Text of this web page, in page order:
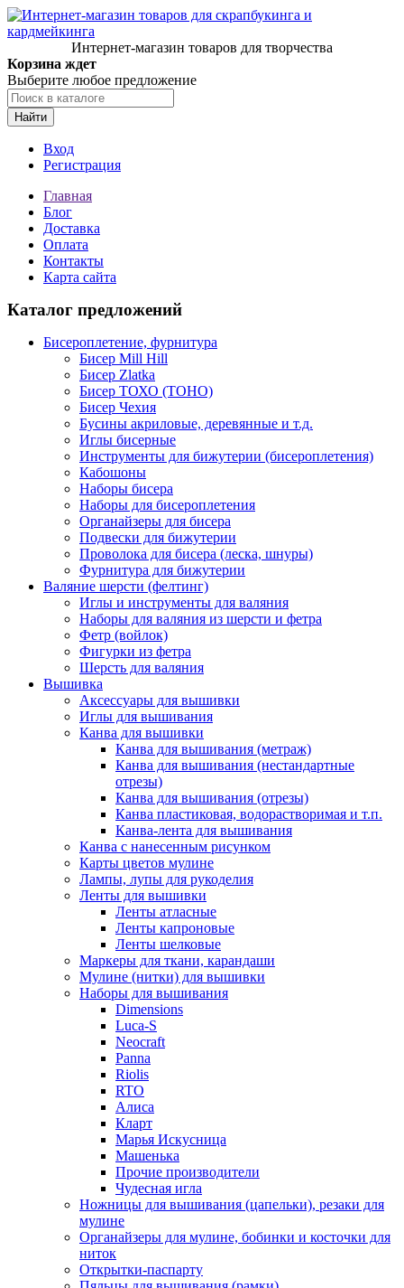
Интернет-магазин товаров для творчества
Корзина ждет
Выберите любое предложение
Найти
Вход
Регистрация
Главная
Блог
Доставка
Оплата
Контакты
Карта сайта
Каталог предложений
Бисероплетение, фурнитура
Бисер Mill Hill
Бисер Zlatka
Бисер ТОХО (TOHO)
Бисер Чехия
Бусины акриловые, деревянные и т.д.
Иглы бисерные
Инструменты для бижутерии (бисероплетения)
Кабошоны
Наборы бисера
Наборы для бисероплетения
Органайзеры для бисера
Подвески для бижутерии
Проволока для бисера (леска, шнуры)
Фурнитура для бижутерии
Валяние шерсти (фелтинг)
Иглы и инструменты для валяния
Наборы для валяния из шерсти и фетра
Фетр (войлок)
Фигурки из фетра
Шерсть для валяния
Вышивка
Аксессуары для вышивки
Иглы для вышивания
Канва для вышивки
Канва для вышивания (метраж)
Канва для вышивания (нестандартные
отрезы)
Канва для вышивания (отрезы)
Канва пластиковая, водорастворимая и т.п.
Канва-лента для вышивания
Канва с нанесенным рисунком
Карты цветов мулине
Лампы, лупы для рукоделия
Ленты для вышивки
Ленты атласные
Ленты капроновые
Ленты шелковые
Маркеры для ткани, карандаши
Мулине (нитки) для вышивки
Наборы для вышивания
Dimensions
Luca-S
Neocraft
Panna
Riolis
RTO
Алиса
Кларт
Марья Искусница
Машенька
Прочие производители
Чудесная игла
Ножницы для вышивания (цапельки), резаки для
мулине
Органайзеры для мулине, бобинки и косточки для
ниток
Открытки-паспарту